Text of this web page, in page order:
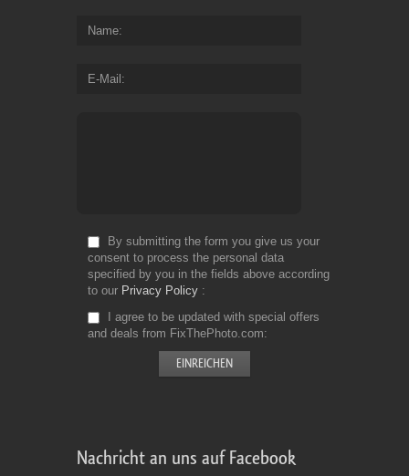
Name
E-Mail
By submitting the form you give us your
consent to process the personal data
specified by you in the fields above according
to our Privacy Policy
I agree to be updated with special offers
and deals from FixThePhoto.com
Nachricht an uns auf Facebook